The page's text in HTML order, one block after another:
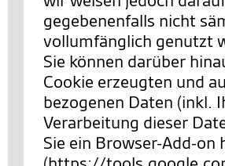
gegebenenfalls nicht
vollumfänglich genutzt
Sie können darüber
Cookie erzeugten und
bezogenen Daten (inkl.
Verarbeitung dieser
Sie ein Browser-Add-